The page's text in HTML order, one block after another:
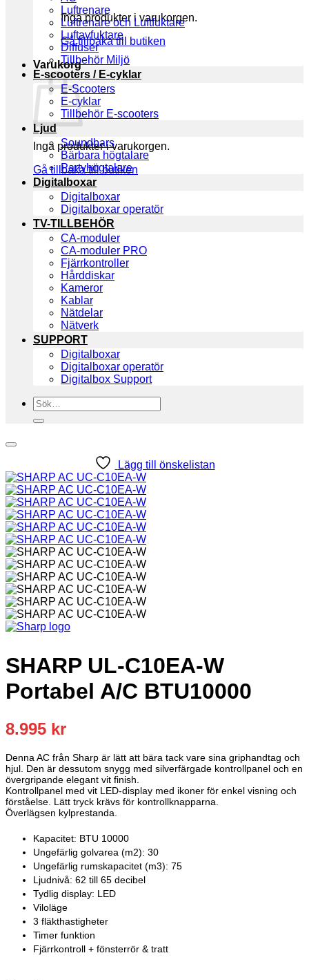
Inga produkter i varukorgen.
Gå tillbaka till butiken
Varukorg
Inga produkter i varukorgen.
Gå tillbaka till butiken
Luftrenare
Luftrenare och Luftfuktare
Luftavfuktare
Diffuser
Tillbehör Miljö
E-scooters / E-cyklar
E-Scooters
E-cyklar
Tillbehör E-scooters
Ljud
Soundbars
Bärbara högtalare
Partyhögtalare
Digitalboxar
Digitalboxar
Digitalboxar operatör
TV-TILLBEHÖR
CA-moduler
CA-moduler PRO
Fjärrkontroller
Hårddiskar
Kameror
Kablar
Nätdelar
Nätverk
SUPPORT
Digitalboxar
Digitalboxar operatör
Digitalbox Support
Sök
efter:
Lägg till önskelistan
SHARP UL-C10EA-W
Portabel A/C BTU10000
8.995 kr
Denna AC från Sharp är lätt att bära tack vare sina griphandtag och
hjul. Den är dessutom snygg med silverfärgade kontrollpanel och en
övergripande elegant vit finish.
Kontrollpanel med vit LED-display med ikoner för enkel visning och
förståelse. Lätt tryck krävs för kontrollknapparna.
Överlägsen kylprestanda.
Kapacitet: BTU 10000
Ungefärlig golvarea (m2): 30
Ungefärlig rumskapacitet (m3): 75
Ljudnivå: 62 till 65 decibel
Tydlig display: LED
Viloläge
3 fläkthastigheter
Timer funktion
Fjärrkontroll + fönsterrör & tratt